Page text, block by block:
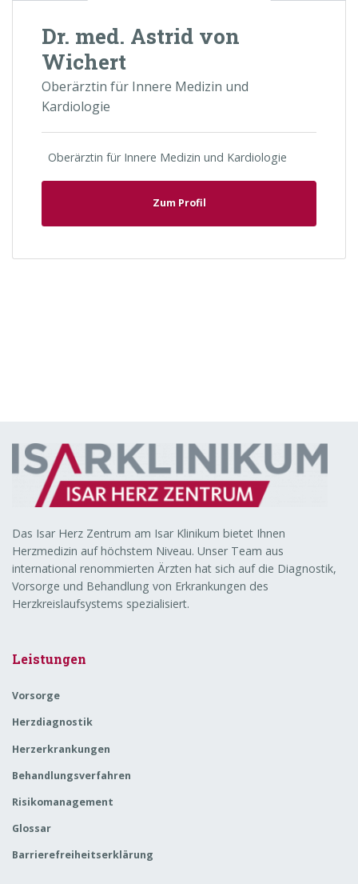
Dr. med. Astrid von
Wichert
Oberärztin für Innere Medizin und
Kardiologie
Oberärztin für Innere Medizin und Kardiologie
Zum Profil
Das Isar Herz Zentrum am Isar Klinikum bietet Ihnen
Herzmedizin auf höchstem Niveau. Unser Team aus
international renommierten Ärzten hat sich auf die Diagnostik,
Vorsorge und Behandlung von Erkrankungen des
Herzkreislaufsystems spezialisiert.
Leistungen
Vorsorge
Herzdiagnostik
Herzerkrankungen
Behandlungsverfahren
Risikomanagement
Glossar
Barrierefreiheitserklärung